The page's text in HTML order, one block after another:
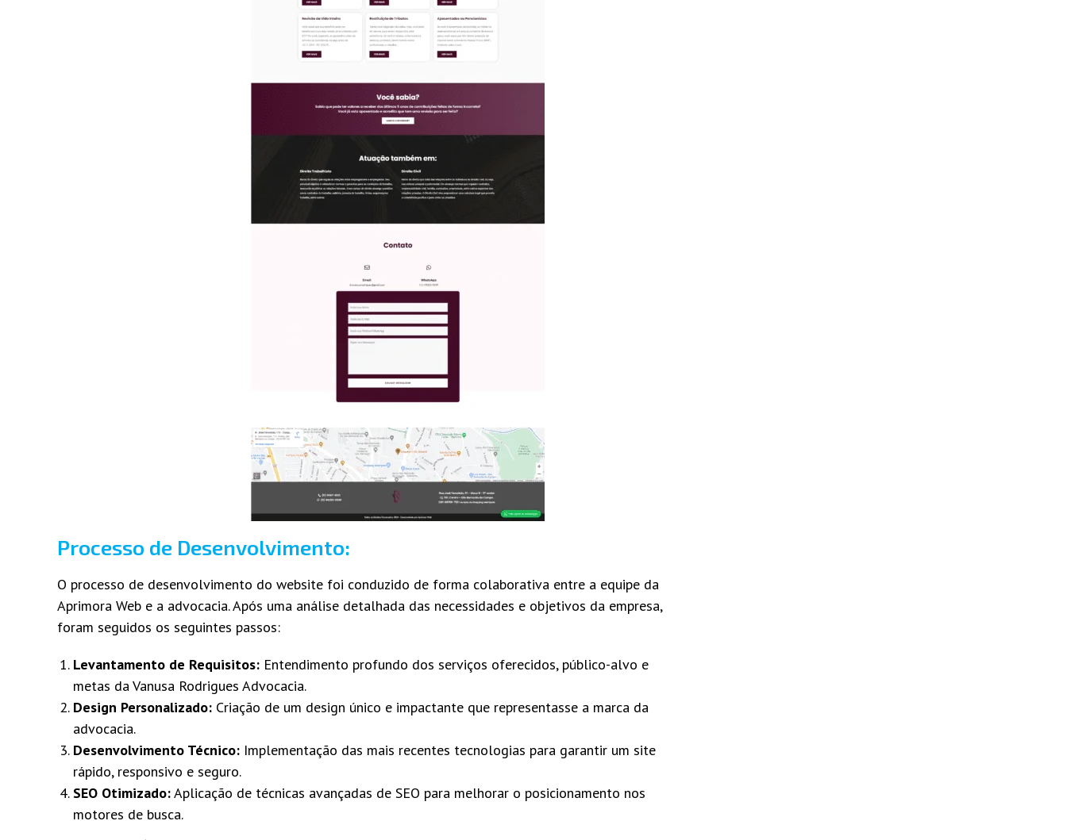
Processo de Desenvolvimento:
O processo de desenvolvimento do website foi conduzido de forma colaborativa entre a equipe da
Aprimora Web e a advocacia. Após uma análise detalhada das necessidades e objetivos da empresa,
foram seguidos os seguintes passos:
Levantamento de Requisitos: Entendimento profundo dos serviços oferecidos, público-alvo e
metas da Vanusa Rodrigues Advocacia.
Design Personalizado: Criação de um design único e impactante que representasse a marca da
advocacia.
Desenvolvimento Técnico: Implementação das mais recentes tecnologias para garantir um site
rápido, responsivo e seguro.
SEO Otimizado:Aplicação de técnicas avançadas de SEO para melhorar o posicionamento nos
motores de busca.